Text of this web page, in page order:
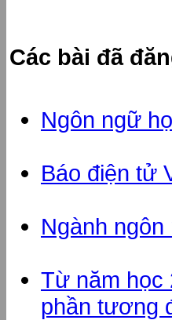
Các bài đã
Ngôn ngữ
Báo điện tử
Ngành
Từ năm học
phần tương